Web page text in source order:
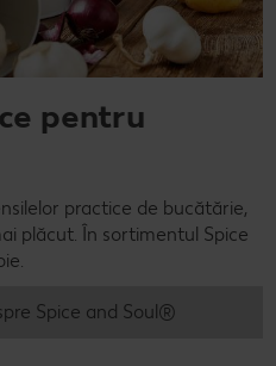
pentru
practice de bucătărie,
plăcut. În sortimentul Spice
Spice and Soul®